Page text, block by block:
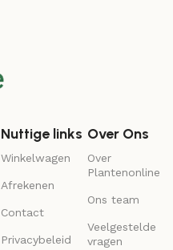
Nuttige links
Winkelwagen
Afrekenen
Contact
Privacybeleid
Over Ons
Over
Plantenonline
Ons team
Veelgestelde
vragen